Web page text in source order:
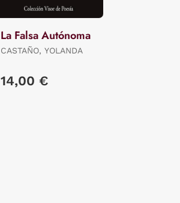
La Falsa Autónoma
CASTAÑO, YOLANDA
14,00 €